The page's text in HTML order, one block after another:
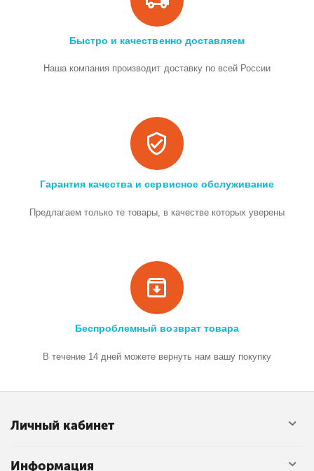
Быстро и качественно доставляем
Наша компания производит доставку по всей России
Гарантия качества и сервисное обслуживание
Предлагаем только те товары, в качестве которых уверены
Беспроблемный возврат товара
В течение 14 дней можете вернуть нам вашу покупку
Личный кабинет
Информация